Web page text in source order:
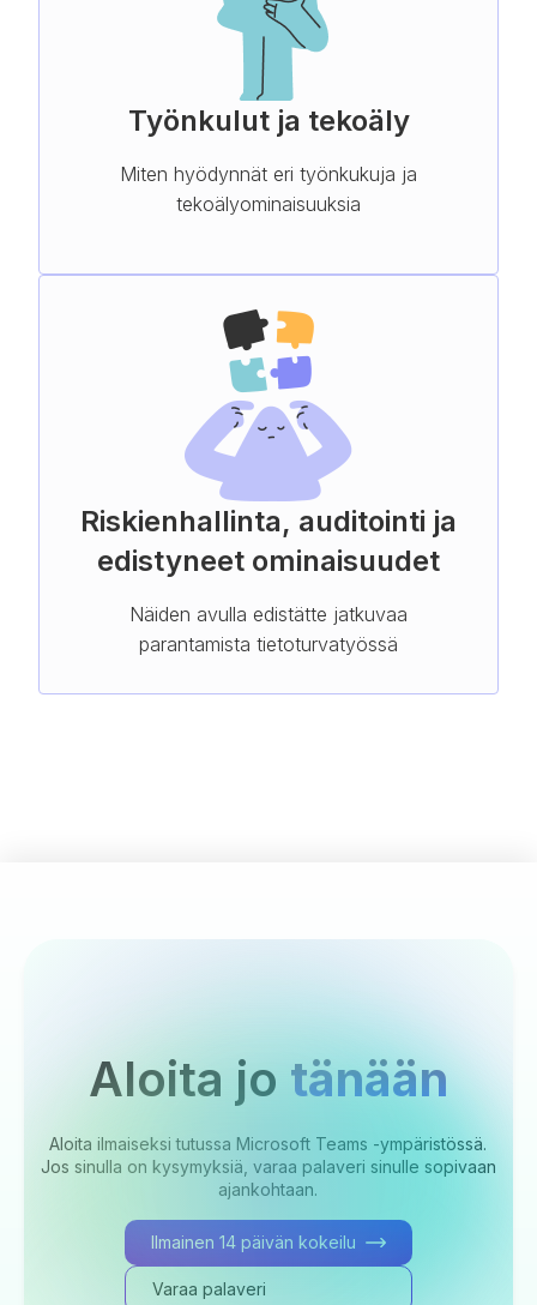
Työnkulut ja tekoäly
Miten hyödynnät eri työnkukuja ja
tekoälyominaisuuksia
Riskienhallinta, auditointi ja
edistyneet ominaisuudet
Näiden avulla edistätte jatkuvaa
parantamista tietoturvatyössä
Aloita jo tänään
Aloita ilmaiseksi tutussa Microsoft Teams -ympäristössä.
Jos sinulla on kysymyksiä, varaa palaveri sinulle sopivaan
ajankohtaan.
Ilmainen 14 päivän kokeilu
Varaa palaveri